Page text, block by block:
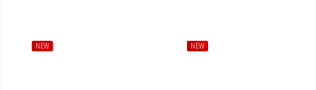
NEW NEW